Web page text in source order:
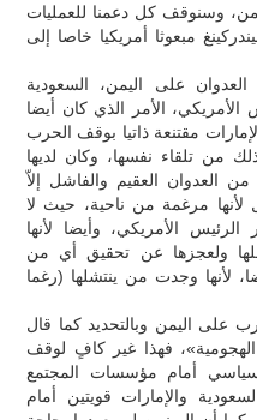
وسنوقف كل دعمنا للعمليات
مبعوثا أمريكيا خاصا إلى
على اليمن، السعودية
الأمريكي، الأمر الذي كان أيضا
مقتنعة ذاتيا بوقف الحرب
من تلقاء نفسها، وكان لديها
أعوام كاملة) من العدوان العقيم والفاشل إلاّ
لأنها مرغمة من ناحية، حيث لا
الأمريكي، وأيضا لأنها
ولعجزها عن تحقيق أي من
لأنها وجدت من ينتشلها (رغما
على اليمن وبالتحديد كما قال
فهذا غير كافٍ لوقف
أمام مؤسسات المجتمع
والإمارات قويتين أمام